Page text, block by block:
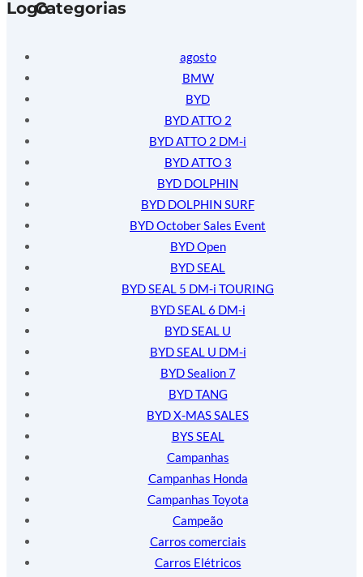
Categorias
agosto
BMW
BYD
BYD ATTO 2
BYD ATTO 2 DM-i
BYD ATTO 3
BYD DOLPHIN
BYD DOLPHIN SURF
BYD October Sales Event
BYD Open
BYD SEAL
BYD SEAL 5 DM-i TOURING
BYD SEAL 6 DM-i
BYD SEAL U
BYD SEAL U DM-i
BYD Sealion 7
BYD TANG
BYD X-MAS SALES
BYS SEAL
Campanhas
Campanhas Honda
Campanhas Toyota
Campeão
Carros comerciais
Carros Elétricos